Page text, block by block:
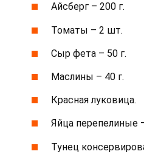
Айсберг – 200 г.
Томаты – 2 шт.
Сыр фета – 50 г.
Маслины – 40 г.
Красная луковица.
Яйца перепелиные
Тунец